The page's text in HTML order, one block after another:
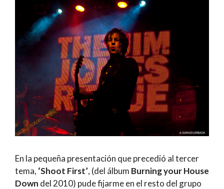
En la pequeña presentación que precedió al tercer
tema, ‘Shoot First’, (del álbum Burning your House
Down del 2010) pude fijarme en el resto del grupo